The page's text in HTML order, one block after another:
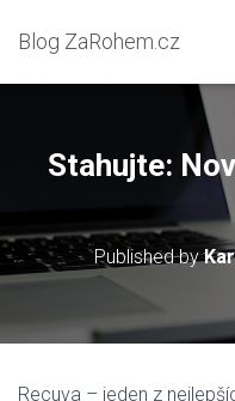
Blog ZaRohem.cz
Stahujte:
Published by
Recuva – jeden z